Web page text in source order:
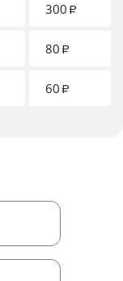
300 ₽
80 ₽
60 ₽